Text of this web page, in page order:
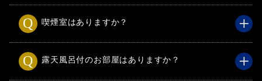
喫煙室はありますか？
露天風呂付のお部屋はありますか？